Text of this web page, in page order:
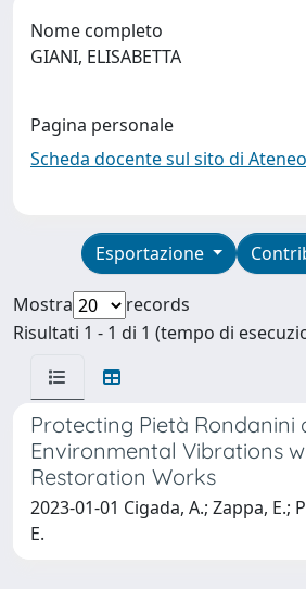
Nome completo
GIANI, ELISABETTA
Pagina personale
Scheda docente sul sito di Ateneo
Esportazione
Mostra
records
Risultati 1 - 1 di 1 (tempo di
Protecting Pietà Rondanini
Environmental Vibrations
Restoration Works
2023-01-01 Cigada, A.; Zappa, E.;
E.